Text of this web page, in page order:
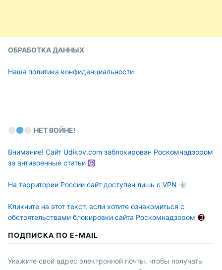
ОБРАБОТКА ДАННЫХ
Наша политика конфиденциальности
НЕТ ВОЙНЕ!
Внимание! Сайт Udikov.com заблокирован Роскомнадзором
за антивоенные статьи
На территории России сайт доступен лишь с VPN
Кликните на этот текст, если хотите ознакомиться с
обстоятельствами блокировки сайта Роскомнадзором
ПОДПИСКА ПО E-MAIL
Укажите свой адрес электронной почты, чтобы получать